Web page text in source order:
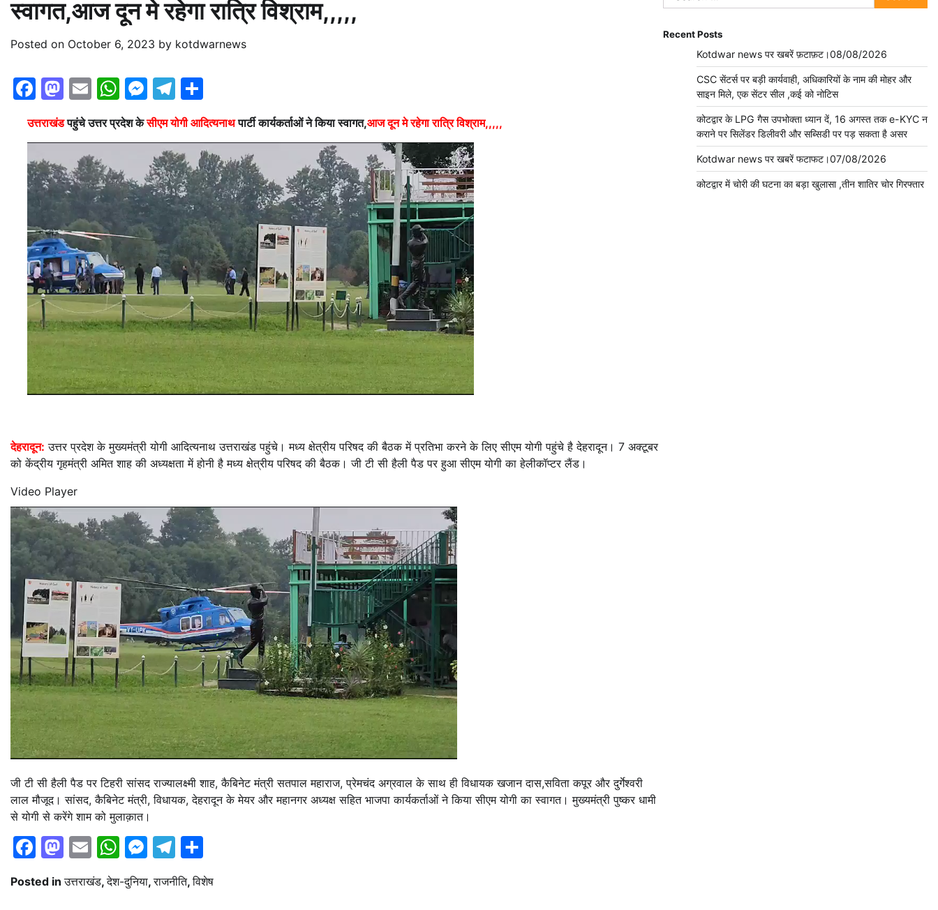
स्वागत,आज दून मे रहेगा रात्रि विश्राम,,,,,
Posted on October 6, 2023 by kotdwarnews
Facebook
Mastodon
EmailWhatsApp
Messenger
Telegram
उत्तराखंडपहुंचे उत्तर प्रदेश केसीएम योगी आदित्यनाथपार्टी कार्यकर्ताओं ने किया स्वागत,आज दून मे रहेगा रात्रि विश्राम,,,,,
देहरादून: उत्तर प्रदेश के मुख्यमंत्री योगी आदित्यनाथ उत्तराखंड पहुंचे। मध्य क्षेत्रीय परिषद की बैठक में प्रतिभा करने के लिए सीएम योगी पहुंचे है देहरादून। 7 अक्टूबर
को केंद्रीय गृहमंत्री अमित शाह की अध्यक्षता में होनी है मध्य क्षेत्रीय परिषद की बैठक। जी टी सी हैली पैड पर हुआ सीएम योगी का हेलीकॉप्टर लैंड।
Video Player
जी टी सी हैली पैड पर टिहरी सांसद राज्यालक्ष्मी शाह, कैबिनेट मंत्री सतपाल महाराज, प्रेमचंद अग्रवाल के साथ ही विधायक खजान दास,सविता कपूर और दुर्गेश्वरी
लाल मौजूद। सांसद, कैबिनेट मंत्री, विधायक, देहरादून के मेयर और महानगर अध्यक्ष सहित भाजपा कार्यकर्ताओं ने किया सीएम योगी का स्वागत। मुख्यमंत्री पुष्कर धामी
से योगी से करेंगे शाम को मुलाक़ात।
Facebook
Mastodon
EmailWhatsApp
Messenger
Telegram
Posted inउत्तराखंड,देश-दुनिया,राजनीति,विशेष
for:
Recent Posts
Kotdwar news पर खबरें फ़टाफ़ट।08/08/2026
CSC सेंटर्स पर बड़ी कार्यवाही, अधिकारियों के नाम की मोहर और
साइन मिले, एक सेंटर सील ,कई को नोटिस
कोटद्वार के LPG गैस उपभोक्ता ध्यान दें, 16 अगस्त तक e-KYC न
कराने पर सिलेंडर डिलीवरी और सब्सिडी पर पड़ सकता है असर
Kotdwar news पर खबरें फटाफट।07/08/2026
कोटद्वार में चोरी की घटना का बड़ा खुलासा ,तीन शातिर चोर गिरफ्तार